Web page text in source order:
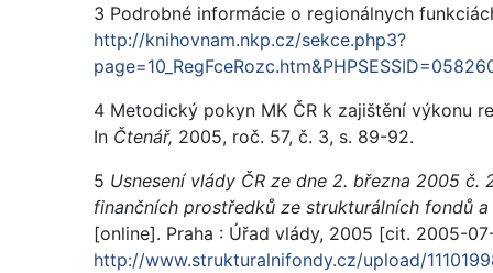
3 Podrobné informácie o regionálnych
http://knihovnam.nkp.cz/sekce.php3?
4 Metodický pokyn MK ČR k zajištění výkonu
In Čtenář, 2005, roč. 57, č. 3, s. 89-92.
5 Usnesení vlády ČR ze dne 2. března 2005
finančních prostředků ze strukturálních fondů
[online]. Praha : Úřad vlády, 2005 [cit. 2005-
http://www.strukturalnifondy.cz/upload/